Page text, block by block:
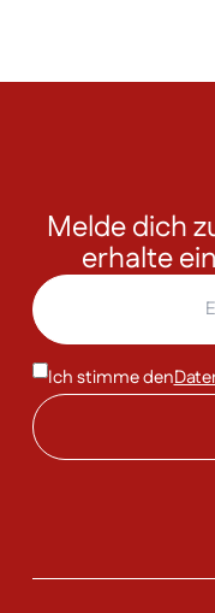
Melde dich
erhalte
Ich stimme den